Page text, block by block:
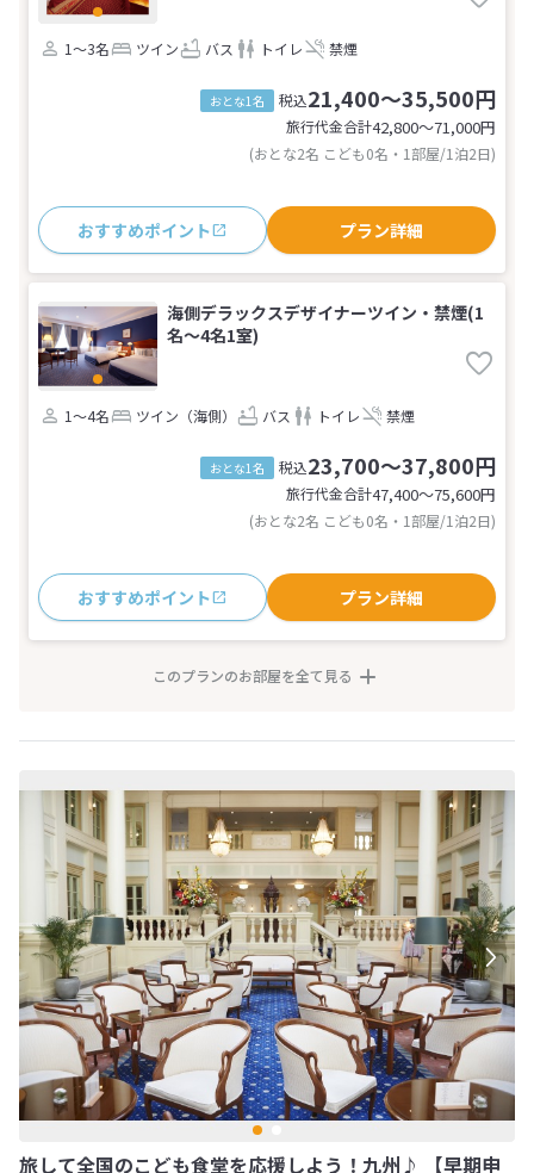
1～3名 ツイン バス トイレ 禁煙
おとな1名 税込21,400～35,500円
旅行代金合計42,800〜71,000円
(おとな2名 こども0名・1部屋/1泊2日)
おすすめポイント プラン詳細
海側デラックスデザイナーツイン・禁煙(1
名～4名1室)
1～4名 ツイン（海側） バス トイレ 禁煙
おとな1名 税込23,700～37,800円
旅行代金合計47,400〜75,600円
(おとな2名 こども0名・1部屋/1泊2日)
おすすめポイント プラン詳細
このプランのお部屋を全て見る
旅して全国のこども食堂を応援しよう！九州♪ 【早期申